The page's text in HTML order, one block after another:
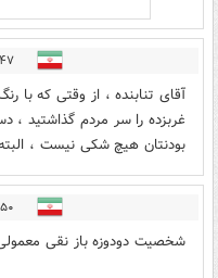
۱۶:۴۷ -
آقای تنابنده ، از وقتی که با
غربزده را سر مردم گذاشتید ،
بودنتان هیچ شکی نیست ،
۱۶:۵۰ -
شخصیت دودوزه باز نقی